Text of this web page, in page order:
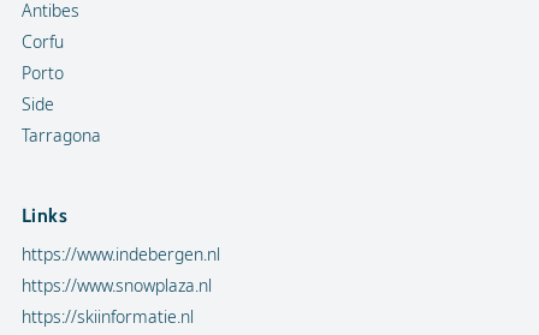
Antibes
Corfu
Porto
Side
Tarragona
Links
https://www.indebergen.nl
https://www.snowplaza.nl
https://skiinformatie.nl